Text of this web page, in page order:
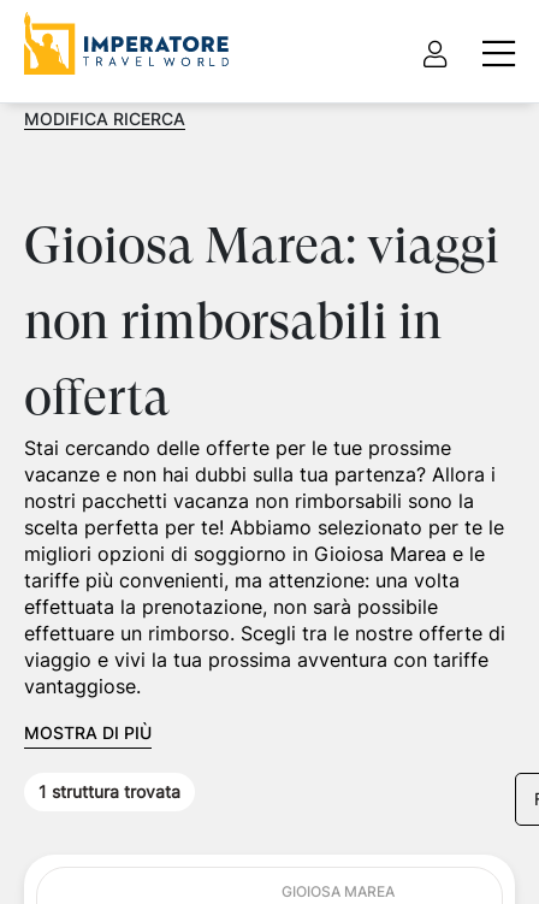
MODIFICA RICERCA
Gioiosa Marea: viaggi
non rimborsabili in
offerta
Stai cercando delle offerte per le tue prossime
vacanze e non hai dubbi sulla tua partenza? Allora i
nostri pacchetti vacanza non rimborsabili sono la
scelta perfetta per te! Abbiamo selezionato per te le
migliori opzioni di soggiorno in Gioiosa Marea e le
tariffe più convenienti, ma attenzione: una volta
effettuata la prenotazione, non sarà possibile
effettuare un rimborso. Scegli tra le nostre offerte di
viaggio e vivi la tua prossima avventura con tariffe
vantaggiose.
MOSTRA DI PIÙ
1 struttura trovata
GIOIOSA MAREA